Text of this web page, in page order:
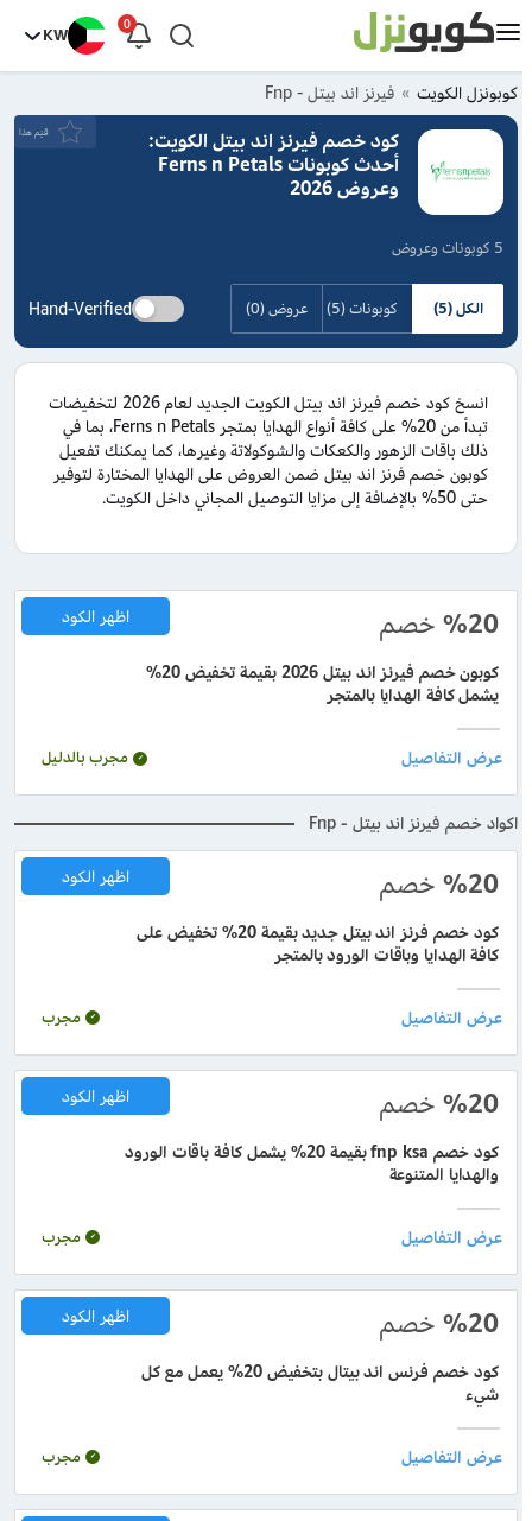
0
KW
كوبونزل الكويت فيرنز اند بيتل - Fnp
كود خصم فيرنز اند بيتل الكويت:
أحدث كوبونات Ferns n Petals
وعروض 2026
5 كوبونات وعروض
قيَم هذا
الكل (5) كوبونات (5) عروض (0) Hand-Verified
انسخ كود خصم فيرنز اند بيتل الكويت الجديد لعام 2026 لتخفيضات
تبدأ من 20% على كافة أنواع الهدايا بمتجر Ferns n Petals، بما في
ذلك باقات الزهور والكعكات والشوكولاتة وغيرها، كما يمكنك تفعيل
كوبون خصم فرنز اند بيتل ضمن العروض على الهدايا المختارة لتوفير
حتى 50% بالإضافة إلى مزايا التوصيل المجاني داخل الكويت.
%20 خصم
كوبون خصم فيرنز اند بيتل 2026 بقيمة تخفيض 20%
يشمل كافة الهدايا بالمتجر
اظهر الكود
مجرب بالدليل
اكواد خصم فيرنز اند بيتل - Fnp
%20 خصم
كود خصم فرنز اند بيتل جديد بقيمة 20% تخفيض على
كافة الهدايا وباقات الورود بالمتجر
اظهر الكود
مجرب
%20 خصم
كود خصم fnp ksa بقيمة 20% يشمل كافة باقات الورود
والهدايا المتنوعة
اظهر الكود
مجرب
%20 خصم
كود خصم فرنس اند بيتال بتخفيض 20% يعمل مع كل
شيء
اظهر الكود
مجرب